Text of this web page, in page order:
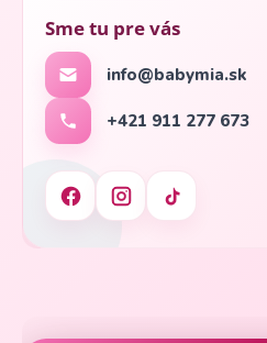
Sme tu pre vás
info@babymia.sk
+421 911 277 673